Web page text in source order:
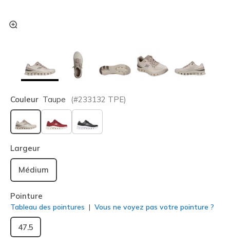
Couleur Taupe (#233132 TPE)
sélectionné
Largeur
Médium
Pointure
Tableau des pointures Vous ne voyez pas votre pointure ?
47.5